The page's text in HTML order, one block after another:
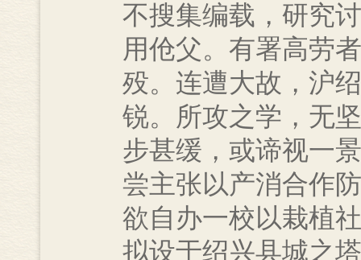
不搜集编载，研究
用伧父。有署高劳
殁。连遭大故，沪
锐。所攻之学，无
步甚缓，或谛视一
尝主张以产消合作
欲自办一校以栽植
拟设于绍兴县城之